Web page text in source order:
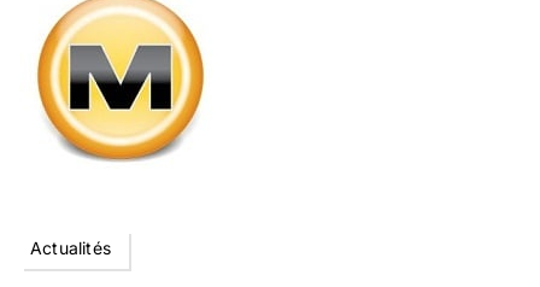
MON COMPTE
PANIER
STUDORIA
Actualités